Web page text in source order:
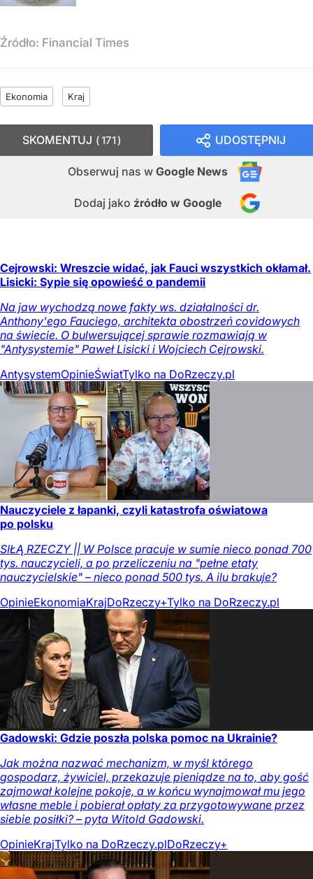
Źródło: Financial Times
Ekonomia Kraj
UDOSTĘPNIJ
Obserwuj nas w Google News
Dodaj jako źródło w Google
SKOMENTUJ 171
Cejrowski: Wreszcie widać, jak Fauci wszystkich okłamał.
Lisicki: Sypie się opowieść o pandemii
Na jaw wychodzą nowe fakty ws. działalności dr.
Anthony'ego Fauciego, architekta obostrzeń covidowych
na świecie. O bulwersującej sprawie rozmawiają w
"Antysystemie" Paweł Lisicki i Wojciech Cejrowski.
AntysystemOpinieŚwiatTylko na DoRzeczy.pl
Nauczyciele z łapanki, czyli katastrofa oświatowa
po polsku
SIŁĄ RZECZY || W Polsce pracuje w sumie nieco ponad 700
tys. nauczycieli, a po przeliczeniu na "pełne etaty
nauczycielskie" – nieco ponad 500 tys. A ilu brakuje?
OpinieEkonomiaKrajDoRzeczy+Tylko na DoRzeczy.pl
Gadowski: Gdzie poszła polska pomoc na Ukrainie?
Jak można nazwać mechanizm, w myśl którego
gospodarz, żywiciel, przekazuje pieniądze na to, aby gość
zajmował kolejne pokoje, a w końcu wynajmował mu jego
własne meble i pobierał opłaty za przygotowywane przez
siebie posiłki? – pyta Witold Gadowski.
OpinieKrajTylko na DoRzeczy.plDoRzeczy+